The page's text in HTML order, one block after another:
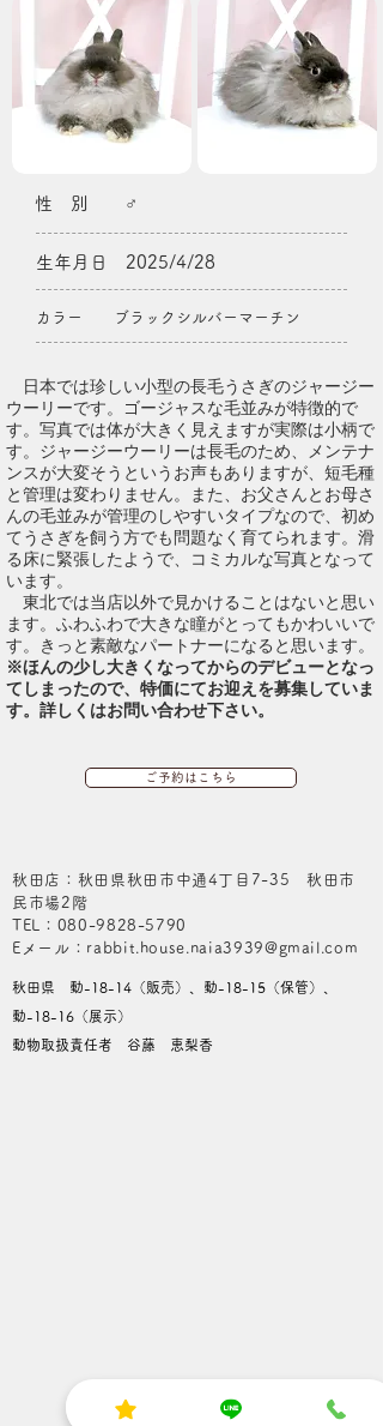
性 別 ♂
生年月日 2025/4/28
カラー ブラックシルバーマーチン
​ 日本では珍しい小型の長毛うさぎのジャージー
ウーリーです。ゴージャスな毛並みが特徴的で
す。写真では体が大きく見えますが実際は小柄で
す。ジャージーウーリーは長毛のため、メンテナ
ンスが大変そうというお声もありますが、短毛種
と管理は変わりません。また、お父さんとお母さ
んの毛並みが管理のしやすいタイプなので、初め
てうさぎを飼う方でも問題なく育てられます。滑
る床に緊張したようで、コミカルな写真となって
います。
東北では当店以外で見かけることはないと思い
ます。ふわふわで大きな瞳がとってもかわいいで
す。きっと素敵なパートナーになると思います。
※ほんの少し大きくなってからのデビューとなっ
てしまったので、特価にてお迎えを募集していま
す。詳しくはお問い合わせ下さい。
ご予約はこちら
秋田店：秋田県秋田市中通4丁目7-35 秋田市
民市場2階
​TEL：080-9828-5790
​Eメール：rabbit.house.naia3939@gmail.com
秋田県 動-18-14（販売）、動-18-15（保管）、
動-18-16（展示）
動物取扱責任者 谷藤 恵梨香